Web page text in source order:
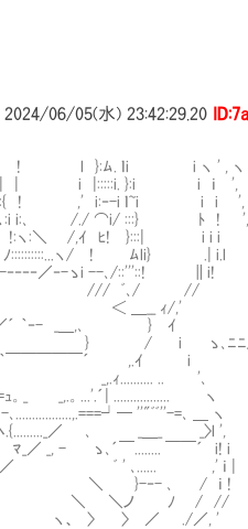
2024/06/05(水) 23:42:29.20
l }:ﾑ. ｌi i ヽ ' , ヽ
_| | i |:::::i. }:i i ｉ ',
! ,' i:‐-i ｌ~i i i ',
､ /./ ⌒i/ :::} ﾄ ! ',.
＼ /,ｲ ﾋ! }:::| i i i ｉ
ヽ/ ! ﾑli} .| i.l
／‐-ゝi --､/::'''::! ∥i!
＼ //// /// ﾞ､/ //
､ ‐ ' ＜ ＿__ ｨ/,'
´ ｀‐- _＿,､ } ｲ
'､ { } / i ゝ､ﾆﾆ
￣￣￣￣´ ,.ｲ i
ｨ.......... .. '､ まだ私と街
_ _,.。...'.´| ................. ヽ
''"ﾞﾞ''-=､ ＿ ヽ
ﾍ.{........._／ ､ _＿_ _〉l ',
- ゝ､´￣........ ￣￣´ i! i 彼ら
／ ﾞ ' ､...... ,' ｉ |
､ / ｉ ! 私が店に着
＼ ＼ノ ﾉ / //
〉 〉 ／ ./／, '